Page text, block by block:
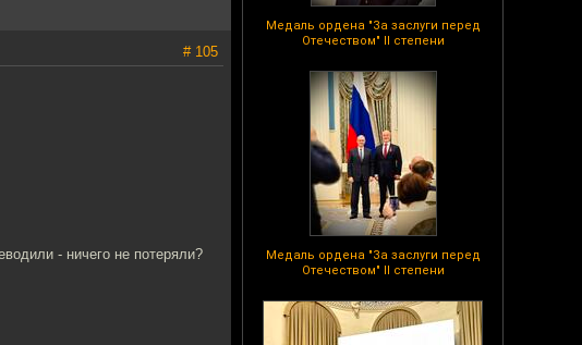
Медаль ордена "За заслуги перед
Отечеством" II степени
Медаль ордена "За заслуги перед
Отечеством" II степени
# 105
- ничего не потеряли?